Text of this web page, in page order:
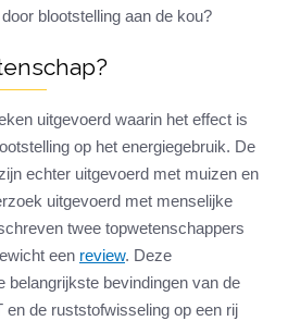
blootstelling aan de kou?
uitgevoerd waarin het effect is
op het energiegebruik. De
echter uitgevoerd met muizen en
uitgevoerd met menselijke
twee topwetenschappers
een review. Deze
belangrijkste bevindingen van de
en de ruststofwisseling op een rij